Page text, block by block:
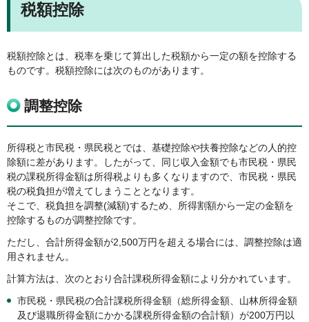
税額控除
税額控除とは、税率を乗じて算出した税額から一定の額を控除する
ものです。税額控除には次のものがあります。
調整控除
所得税と市民税・県民税とでは、基礎控除や扶養控除などの人的控
除額に差があります。したがって、同じ収入金額でも市民税・県民
税の課税所得金額は所得税よりも多くなりますので、市民税・県民
税の税負担が増えてしまうこととなります。
そこで、税負担を調整(減額)するため、所得割額から一定の金額を
控除するものが調整控除です。
ただし、合計所得金額が2,500万円を超える場合には、調整控除は適
用されません。
計算方法は、次のとおり合計課税所得金額により分かれています。
市民税・県民税の合計課税所得金額（総所得金額、山林所得金額
及び退職所得金額にかかる課税所得金額の合計額）が200万円以